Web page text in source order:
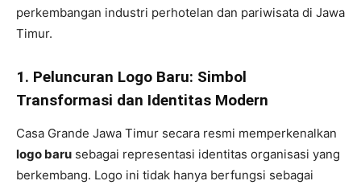
perkembangan industri perhotelan dan pariwisata di Jawa
Timur.
1. Peluncuran Logo Baru: Simbol
Transformasi dan Identitas Modern
Casa Grande Jawa Timur secara resmi memperkenalkan
logo baru sebagai representasi identitas organisasi yang
berkembang. Logo ini tidak hanya berfungsi sebagai